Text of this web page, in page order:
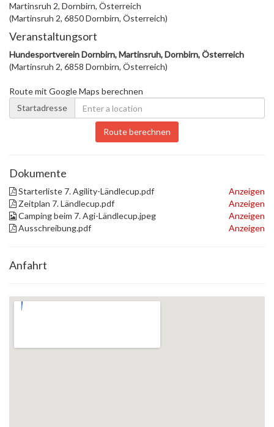
Martinsruh 2, Dornbirn, Österreich
(Martinsruh 2, 6850 Dornbirn, Österreich)
Veranstaltungsort
Hundesportverein Dornbirn, Martinsruh, Dornbirn, Österreich
(Martinsruh 2, 6858 Dornbirn, Österreich)
Route mit Google Maps berechnen
Startadresse
Route berechnen
Dokumente
Starterliste 7. Agility-Ländlecup.pdf
Anzeigen
Zeitplan 7. Ländlecup.pdf
Anzeigen
Camping beim 7. Agi-Ländlecup.jpeg
Anzeigen
Ausschreibung.pdf
Anzeigen
Anfahrt